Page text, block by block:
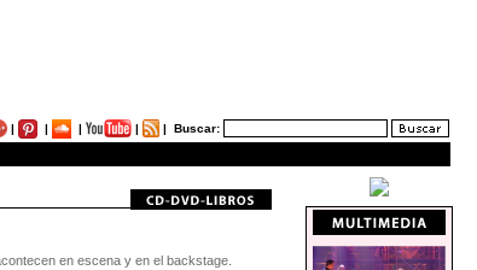
| | | | | Buscar:
en escena y en el backstage.